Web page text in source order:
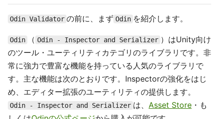
Odin Validator の前に、まず Odin を紹介します。
Odin （ Odin - Inspector and Serializer ）はUnity向け
のツール・ユーティリティカテゴリのライブラリです。非
常に強力で豊富な機能を持っている人気のライブラリで
す。主な機能は次のとおりです。Inspectorの強化をはじ
め、エディター拡張のユーティリティの提供します。
Odin - Inspector and Serializer は、 Asset Store ・も